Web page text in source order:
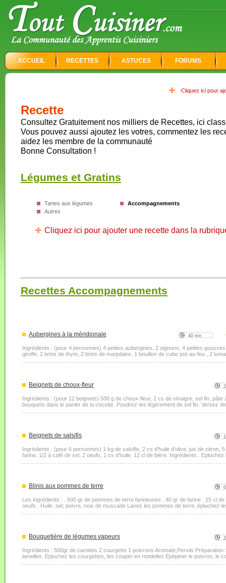
ACCUEIL RECETTES ASTUCES FORUMS
Cliquez ici pour
Recette
Consultez Gratuitement nos milliers de Recettes, ici
Vous pouvez aussi ajoutez les votres, commentez les
aidez les membre de la communauté
Bonne Consultation !
Légumes et Gratins
Tartes aux légumes
Accompagnements
Autres
Cliquez ici pour ajouter une recette dans la
Recettes Accompagnements
Aubergines à la méridionale 40 mn
Ingrédients : (pour 4 personnes) 4 petites aubergines, 2 oignons, 4 petites
girofle, 2 brins de thym, 2 brins de marjolaine, 1 bouillon de cube pot-au-feu , 2
Beignets de choux-fleur
Ingrédients : (pour 12 beignets) 500 g de choux-fleur, 2 cs de vinaigre, sel fin,
bouquets dans le panier de la cocotte. Poudrez-les légèrement de sel fin. Versez
Beignets de salsifis
Ingrédients : (pour 6 personnes) 1 kg de salsifis, 2 cs d'huile d'olive, jus de citron,
farine, 1/2 à café de sel, 2 oeufs, 1 cs d'huile, 12 cl de bière. Ingrédients : Epluchez
Blinis aux pommes de terre
Les ingrédients : . 600 gr de pommes de terre farineuses . 40 gr de farine . 15 cl
oeufs . Huile .sel, poivre, noix de muscade Lavez les pommes de terre, épluchez-
Bouquetière de légumes vapeurs
Ingrédients : 500gr de carottes 2 courgette 1 poivrons Aromate,Persils
lamelles. Epluchez les courgettes, les couper en rondelles Epépiner le poivron, le